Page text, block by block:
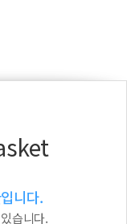
니다.
습니다.